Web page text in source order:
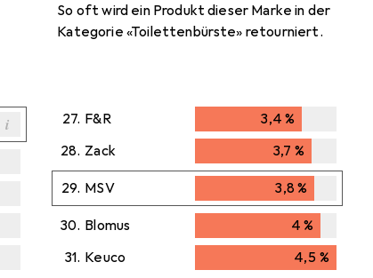
i
So oft wird ein Produkt dieser Marke in der
Kategorie «Toilettenbürste» retourniert.
27. F&R 3,4 %
3,4%
28. Zack 3,7 %
3,7%
29. MSV 3,8%
3,8%
30. Blomus 4 %
4%
31. Keuco 4,5 %